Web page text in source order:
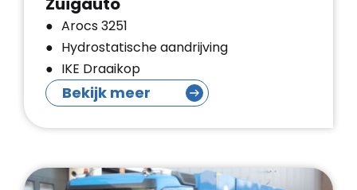
Arocs 3251
Hydrostatische aandrijving
IKE Draaikop
Bekijk meer